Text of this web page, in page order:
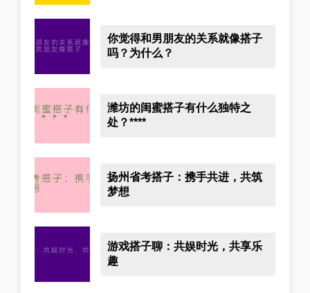
你觉得和男朋友的关系就像搭子
吗？为什么？
潍坊的闺蜜搭子有什么独特之
处？****
扬州省考搭子：携手共进，共筑
梦想
游戏搭子聊：共娱时光，共享乐
趣